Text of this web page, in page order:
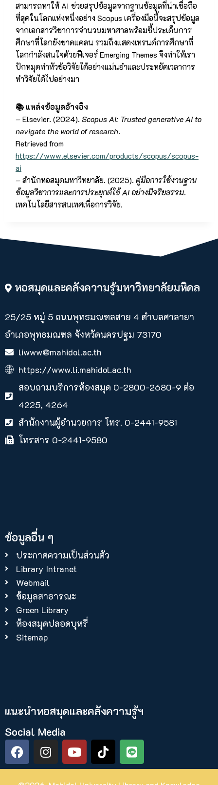
สามารถหาให้ AI ช่วยสรุปข้อมูลจากฐานข้อมูลที่น่าเชื่อถือ
ที่สุดในโลกแห่งหนึ่งอย่าง Scopus เครื่องมือนี้จะสรุปข้อมูล
จากเอกสารวิชาการจำนวนมหาศาลพร้อมชี้ประเด็นการ
ศึกษาที่โลกยังขาดแคลน รวมถึงแสดงเทรนด์การศึกษาที่
โลกกำลังสนใจด้วยฟีเจอร์ Emerging Themes จึงทำให้เรา
ปักหมุดทำหัวข้อวิจัยได้อย่างแม่นยำและประหยัดเวลาการ
ทำวิจัยได้ไปอย่างมา
📚แหล่งข้อมูลอ้างอิง
– Elsevier. (2024). Scopus AI: Trusted generative AI to
navigate the world of research.
Retrieved from
https://www.elsevier.com/products/scopus/scopus-
ai
– สำนักหอสมุดมหาวิทยาลัย. (2025). คู่มือการใช้งานฐาน
ข้อมูลวิชาการและการประยุกต์ใช้ AI อย่างมีจริยธรรม.
เทคโนโลยีสารสนเทศเพื่อการวิจัย.
หอสมุดและคลังความรู้มหาวิทยาลัยมหิดล
25/25 หมู่ 5 ถนนพุทธมณฑลสาย 4 ตำบลศาลายา​
อำเภอพุทธมณฑล จังหวัดนครปฐม 73170
liwww@mahidol.ac.th
https://www.li.mahidol.ac.th
สอบถามบริการห้องสมุด 0-2800-2680-9 ต่อ
4225, 4264
สำนักงานผู้อำนวยการ โทร. 0-2441-9581
โทรสาร 0-2441-9580
ข้อมูลอื่น ๆ
ประกาศความเป็นส่วนตัว
Library Intranet
Webmail
ข้อมูลสาธารณะ
Green Library
ห้องสมุดปลอดบุหรี่
Sitemap
แนะนำหอสมุดและคลังความรู้ฯ​
Social Media